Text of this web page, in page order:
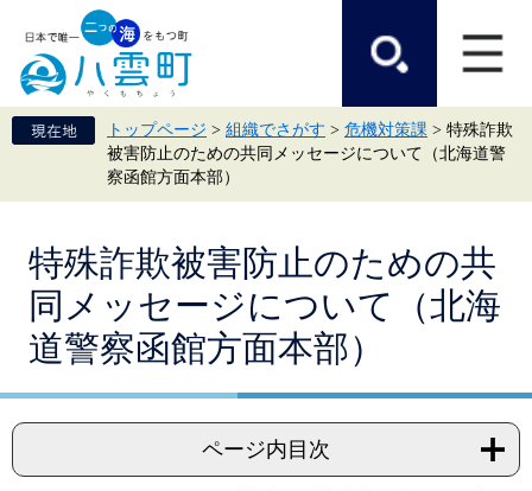
頭
で
飛
ば
本
トップページ > 組織でさがす > 危機対策課 > 特殊詐欺
被害防止のための共同メッセージについて（北海道警
察函館方面本部）
特殊詐欺被害防止のための共
同メッセージについて（北海
道警察函館方面本部）
ページ内目次